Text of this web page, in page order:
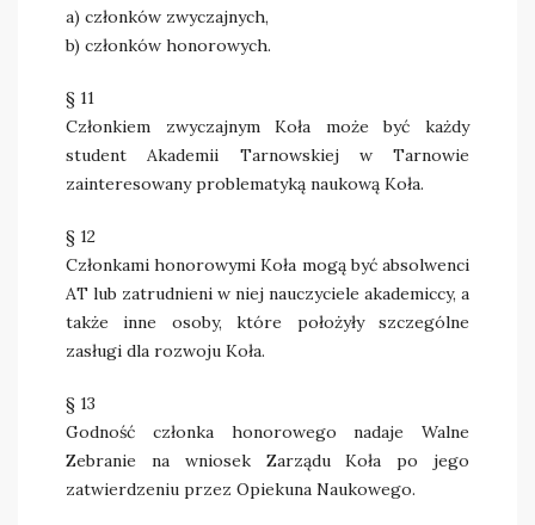
a) członków zwyczajnych,
b) członków honorowych.
§ 11
Członkiem zwyczajnym Koła może być każdy
student Akademii Tarnowskiej w Tarnowie
zainteresowany problematyką naukową Koła.
§ 12
Członkami honorowymi Koła mogą być absolwenci
AT lub zatrudnieni w niej nauczyciele akademiccy, a
także inne osoby, które położyły szczególne
zasługi dla rozwoju Koła.
§ 13
Godność członka honorowego nadaje Walne
Zebranie na wniosek Zarządu Koła po jego
zatwierdzeniu przez Opiekuna Naukowego.